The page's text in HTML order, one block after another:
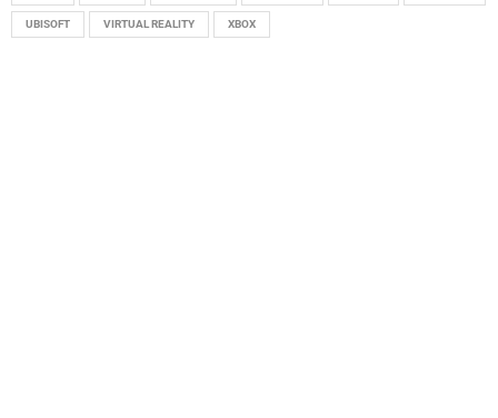
UBISOFT VIRTUAL REALITY XBOX